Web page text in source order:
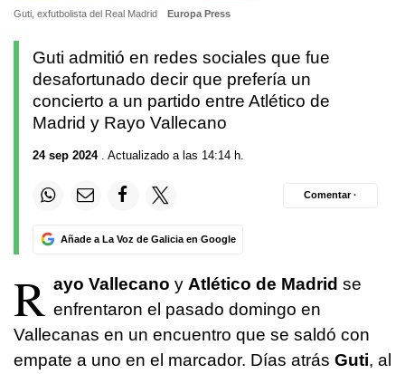
Guti, exfutbolista del Real Madrid Europa Press
Guti admitió en redes sociales que fue
desafortunado decir que prefería un
concierto a un partido entre Atlético de
Madrid y Rayo Vallecano
24 sep 2024. Actualizado a las 14:14 h.
Añade a La Voz de Galicia en Google
Comentar ·
R ayo Vallecano y Atlético de Madrid se
enfrentaron el pasado domingo en
Vallecanas en un encuentro que se saldó con
empate a uno en el marcador. Días atrás Guti, al